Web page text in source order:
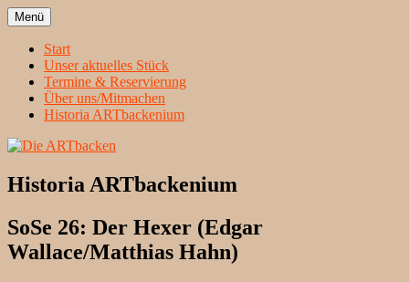
Zum
Inhalt
springen
Die ARTbacken
Menü
Start
Unser aktuelles Stück
Termine & Reservierung
Über uns/Mitmachen
Historia ARTbackenium
Historia ARTbackenium
SoSe 26: Der Hexer (Edgar
Wallace/Matthias Hahn)